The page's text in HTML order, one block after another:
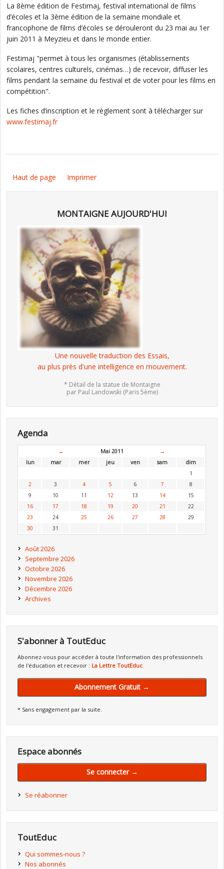
La 8ème édition de Festimaj, festival international de films
d’écoles et la 3ème édition de la semaine mondiale et
francophone de films d’écoles se dérouleront du 23 mai au 1er
juin 2011 à Meyzieu et dans le monde entier.
Festimaj "permet à tous les organismes (établissements
scolaires, centres culturels, cinémas…) de recevoir, diffuser les
films pendant la semaine du festival et de voter pour les films en
compétition".
Les fiches d’inscription et le règlement sont à télécharger sur
www.festimaj.fr
Haut de page Imprimer
MONTAIGNE AUJOURD'HUI
Une nouvelle traduction des Essais,
au plus près d'une intelligence en mouvement.
* Détail de la statue de Montaigne
par Paul Landowski (Paris 5ème)
Agenda
← Mai 2011
→
lun
mar mer jeu ven sam
dim
1
2
3 4 5 6 7
8
9
10 11 12 13 14
15
16
17 18 19 20 21
22
23
24 25 26 27 28
29
30
31
Août 2026
Septembre 2026
Octobre 2026
Novembre 2026
Décembre 2026
Archives
S'abonner à ToutEduc
Abonnez-vous pour accéder à toute l'information des professionnels
de l'éducation et recevoir : La Lettre ToutEduc
Abonnement Gratuit →
* Sans engagement par la suite.
Espace abonnés
Se connecter →
Se réabonner
ToutEduc
Qui sommes-nous ?
Nos abonnés